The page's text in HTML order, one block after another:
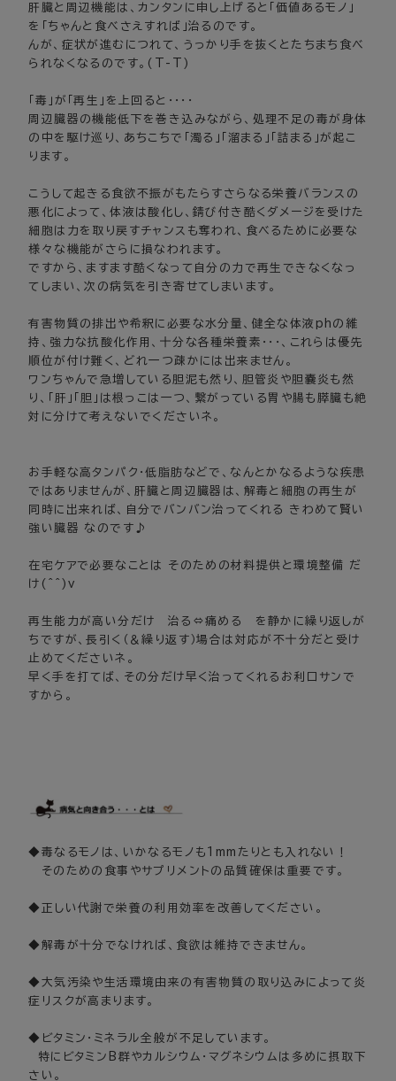
肝臓と周辺機能は、カンタンに申し上げると「価値あるモノ」
を「ちゃんと食べさえすれば」治るのです。
んが、症状が進むにつれて、うっかり手を抜くとたちまち食べ
られなくなるのです。(T-T)
「毒」が「再生」を上回ると・・・・
周辺臓器の機能低下を巻き込みながら、処理不足の毒が身体
の中を駆け巡り、あちこちで「濁る」「溜まる」「詰まる」が起こ
ります。
こうして起きる食欲不振がもたらすさらなる栄養バランスの
悪化によって、体液は酸化し、錆び付き酷くダメージを受けた
細胞は力を取り戻すチャンスも奪われ、食べるために必要な
様々な機能がさらに損なわれます。
ですから、ますます酷くなって自分の力で再生できなくなっ
てしまい、次の病気を引き寄せてしまいます。
有害物質の排出や希釈に必要な水分量、健全な体液phの維
持、強力な抗酸化作用、十分な各種栄養素・・・、これらは優先
順位が付け難く、どれ一つ疎かには出来ません。
ワンちゃんで急増している胆泥も然り、胆管炎や胆嚢炎も然
り、「肝」「胆」は根っこは一つ、繋がっている胃や腸も膵臓も絶
対に分けて考えないでくださいネ。
お手軽な高タンパク・低脂肪などで、なんとかなるような疾患
ではありませんが、肝臓と周辺臓器は、解毒と細胞の再生が
同時に出来れば、自分でバンバン治ってくれる きわめて賢い
強い臓器 なのです♪
在宅ケアで必要なことは そのための材料提供と環境整備 だ
け(^^)v
再生能力が高い分だけ 治る⇔痛める を静かに繰り返しが
ちですが、長引く（＆繰り返す）場合は対応が不十分だと受け
止めてくださいネ。
早く手を打てば、その分だけ早く治ってくれるお利口サンで
すから。
◆毒なるモノは、いかなるモノも1mmたりとも入れない！
そのための食事やサプリメントの品質確保は重要です。
◆正しい代謝で栄養の利用効率を改善してください。
◆解毒が十分でなければ、食欲は維持できません。
◆大気汚染や生活環境由来の有害物質の取り込みによって炎
症リスクが高まります。
◆ビタミン・ミネラル全般が不足しています。
特にビタミンB群やカルシウム・マグネシウムは多めに摂取下
さい。